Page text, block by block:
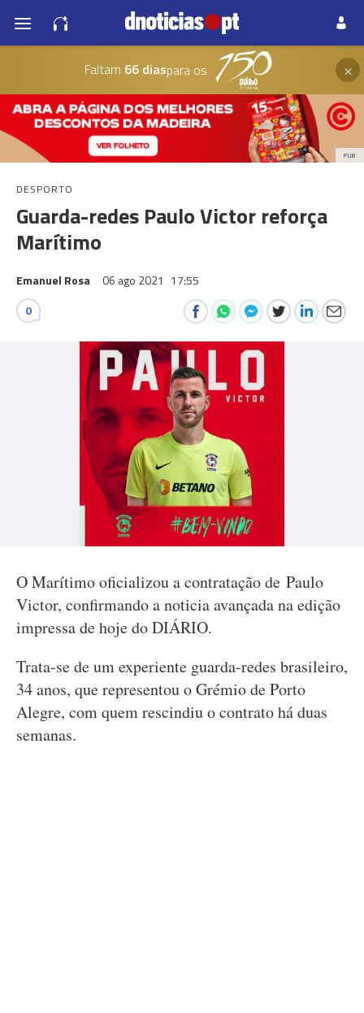
Faltam 66 diaspara os ×
PUB
DESPORTO
Guarda-redes Paulo Victor reforça
Marítimo
Emanuel Rosa 06 ago 2021 17:55
0
O Marítimo oficializou a contratação de Paulo
Victor, confirmando a noticia avançada na edição
impressa de hoje do DIÁRIO.
Trata-se de um experiente guarda-redes brasileiro,
34 anos, que representou o Grémio de Porto
Alegre, com quem rescindiu o contrato há duas
semanas.